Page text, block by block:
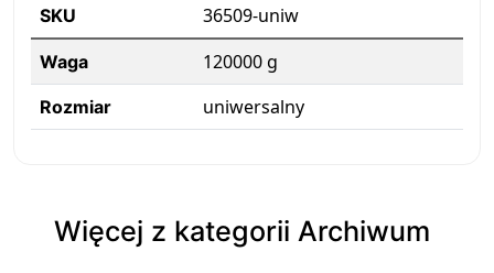
SKU 36509-uniw
Waga 120000 g
Rozmiar uniwersalny
Więcej z kategorii Archiwum